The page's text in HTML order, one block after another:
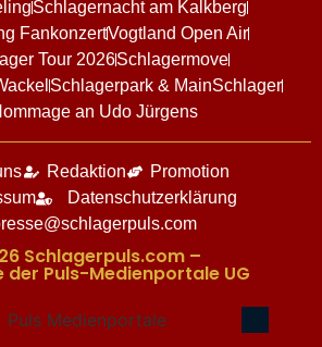
Schlagernacht am Kalkberg
FankonzertVogtland Open Air
Tour 2026Schlagermove
Schlagerpark & MainSchlager
an Udo Jürgens
Redaktion
Promotion
Datenschutzerklärung
Schlagerpuls.com –
der Puls-Medienportale UG​